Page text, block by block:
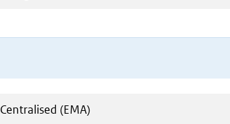
Centralised (EMA)